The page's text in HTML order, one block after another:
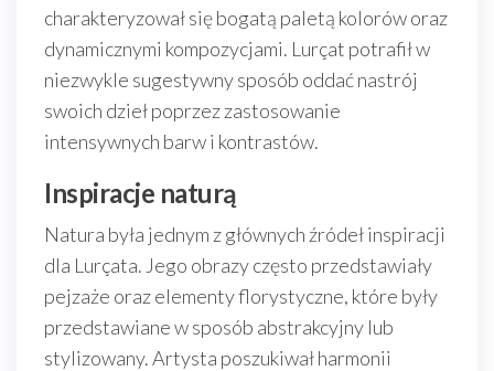
charakteryzował się bogatą paletą kolorów oraz
dynamicznymi kompozycjami. Lurçat potrafił w
niezwykle sugestywny sposób oddać nastrój
swoich dzieł poprzez zastosowanie
intensywnych barw i kontrastów.
Inspiracje naturą
Natura była jednym z głównych źródeł inspiracji
dla Lurçata. Jego obrazy często przedstawiały
pejzaże oraz elementy florystyczne, które były
przedstawiane w sposób abstrakcyjny lub
stylizowany. Artysta poszukiwał harmonii